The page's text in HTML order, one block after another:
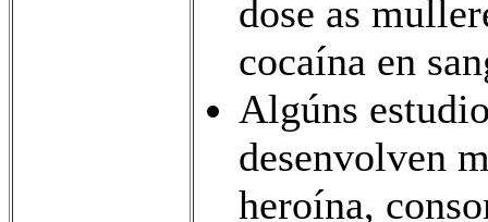
dose as
cocaína en
Algúns
desenvolven
heroína,